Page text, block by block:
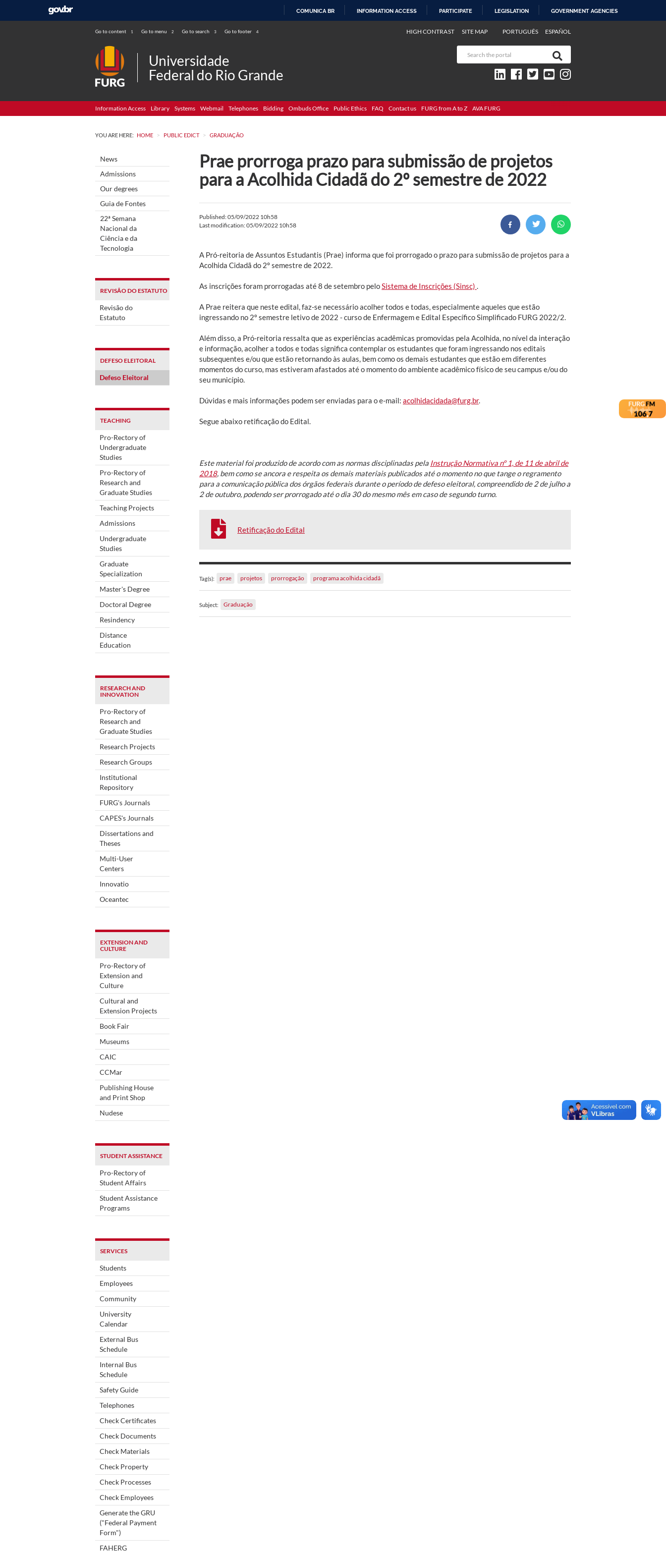
COMUNICA BR INFORMATION ACCESS PARTICIPATE LEGISLATION GOVERNMENT AGENCIES
Go to content 1 Go to menu 2 Go to search 3 Go to footer 4 PORTUGUÊS ESPAÑOL
HIGH CONTRAST SITE MAP
Universidade
Federal do Rio Grande
Information Access Library Systems Webmail Telephones Bidding Ombuds Office Public Ethics FAQ Contact us FURG from A to Z AVA FURG
YOU ARE HERE: HOME > PUBLIC EDICT > GRADUAÇÃO
News
Admissions
Our degrees
Guia de Fontes
22ª Semana
Nacional da
Ciência e da
Tecnologia
REVISÃO DO ESTATUTO
Revisão do
Estatuto
DEFESO ELEITORAL
Defeso Eleitoral
TEACHING
Pro-Rectory of
Undergraduate
Studies
Pro-Rectory of
Research and
Graduate Studies
Teaching Projects
Admissions
Undergraduate
Studies
Graduate
Specialization
Master's Degree
Doctoral Degree
Resindency
Distance
Education
RESEARCH AND
INNOVATION
Pro-Rectory of
Research and
Graduate Studies
Research Projects
Research Groups
Institutional
Repository
FURG's Journals
CAPES's Journals
Dissertations and
Theses
Multi-User
Centers
Innovatio
Oceantec
EXTENSION AND
CULTURE
Pro-Rectory of
Extension and
Culture
Cultural and
Extension Projects
Book Fair
Museums
CAIC
CCMar
Publishing House
and Print Shop
Nudese
STUDENT ASSISTANCE
Pro-Rectory of
Student Affairs
Student Assistance
Programs
SERVICES
Students
Employees
Community
University
Calendar
External Bus
Schedule
Internal Bus
Schedule
Safety Guide
Telephones
Check Certificates
Check Documents
Check Materials
Check Property
Check Processes
Check Employees
Generate the GRU
("Federal Payment
Form")
FAHERG
Prae prorroga prazo para submissão de projetos
para a Acolhida Cidadã do 2º semestre de 2022
Published: 05/09/2022 10h58
Last modification: 05/09/2022 10h58
A Pró-reitoria de Assuntos Estudantis (Prae) informa que foi prorrogado o prazo para submissão de projetos para a
Acolhida Cidadã do 2º semestre de 2022.
As inscrições foram prorrogadas até 8 de setembro pelo Sistema de Inscrições (Sinsc)
A Prae reitera que neste edital, faz-se necessário acolher todos e todas, especialmente aqueles que estão
ingressando no 2º semestre letivo de 2022 - curso de Enfermagem e Edital Específico Simplificado FURG 2022/2.
Além disso, a Pró-reitoria ressalta que as experiências acadêmicas promovidas pela Acolhida, no nível da interação
e informação, acolher a todos e todas significa contemplar os estudantes que foram ingressando nos editais
subsequentes e/ou que estão retornando às aulas, bem como os demais estudantes que estão em diferentes
momentos do curso, mas estiveram afastados até o momento do ambiente acadêmico físico de seu campus e/ou do
seu município.
Dúvidas e mais informações podem ser enviadas para o e-mail: acolhidacidada@furg.br.
Segue abaixo retificação do Edital.
Este material foi produzido de acordo com as normas disciplinadas pela Instrução Normativa nº 1, de 11 de abril de
2018, bem como se ancora e respeita os demais materiais publicados até o momento no que tange o regramento
para a comunicação pública dos órgãos federais durante o período de defeso eleitoral, compreendido de 2 de julho a
2 de outubro, podendo ser prorrogado até o dia 30 do mesmo mês em caso de segundo turno.
Retificação do Edital
Tag(s): prae projetos prorrogação programa acolhida cidadã
Subject: Graduação